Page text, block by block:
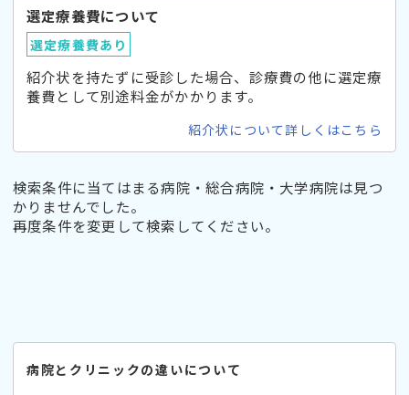
選定療養費について
選定療養費あり
紹介状を持たずに受診した場合、診療費の他に選定療
養費として別途料金がかかります。
紹介状について詳しくはこちら
検索条件に当てはまる病院・総合病院・大学病院は見つ
かりませんでした。
再度条件を変更して検索してください。
病院とクリニックの違いについて